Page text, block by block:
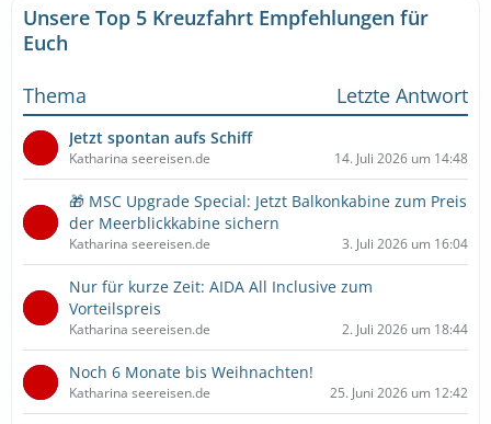
Unsere Top 5 Kreuzfahrt Empfehlungen für
Euch
Thema
Letzte Antwort
Jetzt spontan aufs Schiff
Katharina seereisen.de 14. Juli 2026 um 14:48
🎁 MSC Upgrade Special: Jetzt Balkonkabine zum Preis
der Meerblickkabine sichern
Katharina seereisen.de 3. Juli 2026 um 16:04
Nur für kurze Zeit: AIDA All Inclusive zum
Vorteilspreis
Katharina seereisen.de 2. Juli 2026 um 18:44
Noch 6 Monate bis Weihnachten!
Katharina seereisen.de 25. Juni 2026 um 12:42